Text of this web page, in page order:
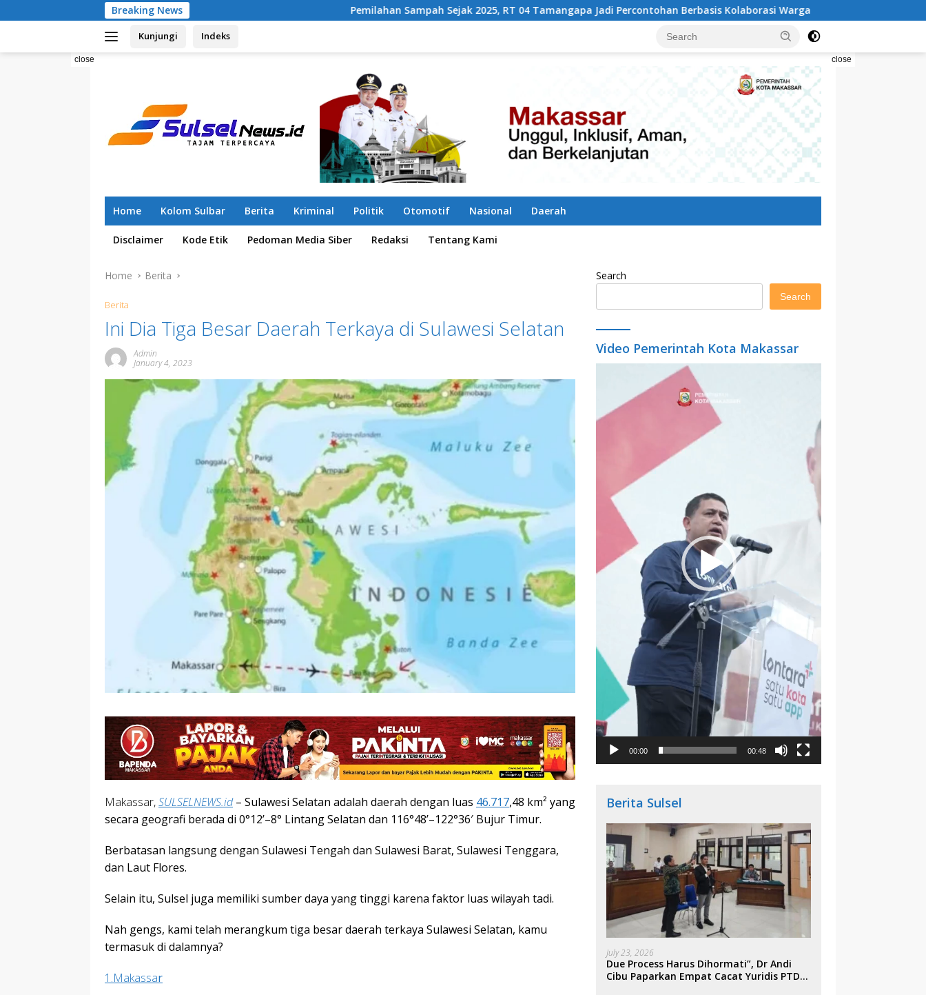
to
Breaking News Pemilahan Sampah Sejak 2025, RT 04 Tamangapa Jadi Percontohan Berbasis Kolaborasi Warga Pilah Sampah Solusi Menyelamatkan
Kunjungi Indeks
close close
Home Kolom Sulbar Berita Kriminal Politik Otomotif Nasional Daerah
Disclaimer Kode Etik Pedoman Media Siber Redaksi Tentang Kami
Home Berita
Berita
Ini Dia Tiga Besar Daerah Terkaya di Sulawesi Selatan
Admin
January 4, 2023
Makassar,SULSELNEWS.id– Sulawesi Selatan adalah daerah dengan luas 46.717,48 km² yang
secara geografi berada di 0°12’–8° Lintang Selatan dan 116°48’–122°36′ Bujur Timur.
Berbatasan langsung dengan Sulawesi Tengah dan Sulawesi Barat, Sulawesi Tenggara,
dan Laut Flores.
Selain itu, Sulsel juga memiliki sumber daya yang tinggi karena faktor luas wilayah tadi.
Nah gengs, kami telah merangkum tiga besar daerah terkaya Sulawesi Selatan, kamu
termasuk di dalamnya?
1.Makassar
Search
Search
Video Pemerintah Kota Makassar
00:00 00:48
Berita Sulsel
July 23, 2026
Due Process Harus Dihormati”, Dr Andi
Cibu Paparkan Empat Cacat Yuridis PTDH